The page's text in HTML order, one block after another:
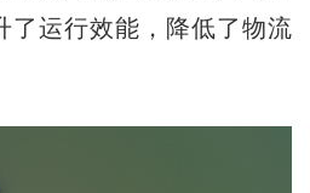
了运行效能，降低了物流